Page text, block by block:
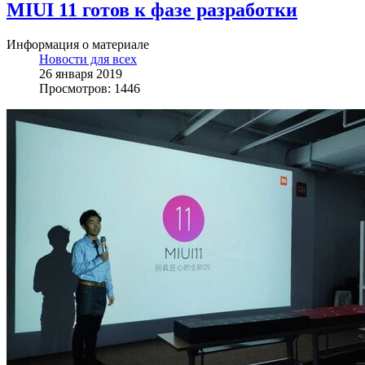
MIUI 11 готов к фазе разработки
Информация о материале
Новости для всех
26 января 2019
Просмотров: 1446